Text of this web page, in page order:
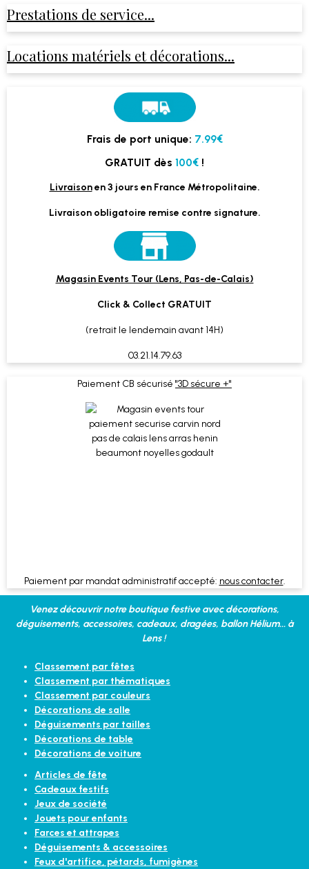
Prestations de service...
Locations matériels et décorations...
Frais de port unique: 7.99€
GRATUIT dès 100€ !
Livraisonen 3 jours en France Métropolitaine.
Livraison obligatoire remise contre signature.
Magasin Events Tour (Lens, Pas-de-Calais)
Click & Collect GRATUIT
(retrait le lendemain avant 14H)
03.21.14.79.63
Paiement CB sécurisé "3D sécure +"
Paiement par mandat administratif accepté: nous contacter.
Venez découvrir notre boutique festive avec décorations,
déguisements, accessoires, cadeaux, dragées, ballon Hélium... à
Lens !
Classement par fêtes
Classement par thématiques
Classement par couleurs
Décorations de salle
Déguisements par tailles
Décorations de table
Décorations de voiture
Articles de fête
Cadeaux festifs
Jeux de société
Jouets pour enfants
Farces et attrapes
Déguisements & accessoires
Feux d'artifice, pétards, fumigènes